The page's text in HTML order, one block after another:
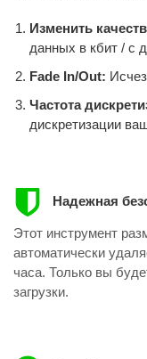
Изменить
данных в кбит / с
Fade In/Out:
Частота
дискретизации
Надежная
Этот инструмент
автоматически
часа. Только вы
загрузки.